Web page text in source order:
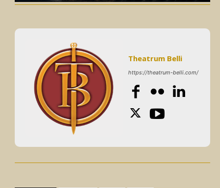
Theatrum Belli
https://theatrum-belli.com/